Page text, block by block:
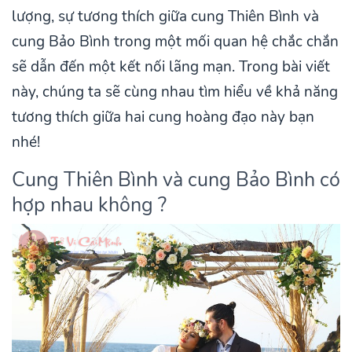
lượng, sự tương thích giữa cung Thiên Bình và
cung Bảo Bình trong một mối quan hệ chắc chắn
sẽ dẫn đến một kết nối lãng mạn. Trong bài viết
này, chúng ta sẽ cùng nhau tìm hiểu về khả năng
tương thích giữa hai cung hoàng đạo này bạn
nhé!
Cung Thiên Bình và cung Bảo Bình có
hợp nhau không ?